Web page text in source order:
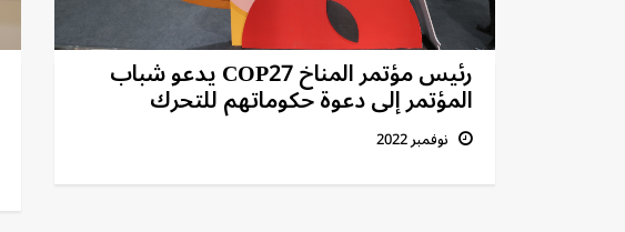
رئيس مؤتمر المناخ COP27 يدعو شباب
المؤتمر إلى دعوة حكوماتهم للتحرك
نوفمبر 2022